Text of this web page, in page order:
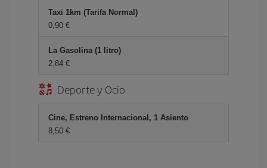
Taxi 1km (Tarifa Normal)
0,90 €
La Gasolina (1 litro)
2,84 €
Deporte y Ocio
Cine, Estreno Internacional, 1 Asiento
8,50 €